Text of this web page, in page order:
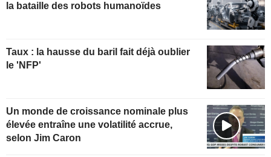
la bataille des robots humanoïdes
Taux : la hausse du baril fait déjà oublier
le 'NFP'
Un monde de croissance nominale plus
élevée entraîne une volatilité accrue,
selon Jim Caron